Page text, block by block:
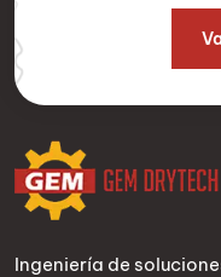
Ingeniería de